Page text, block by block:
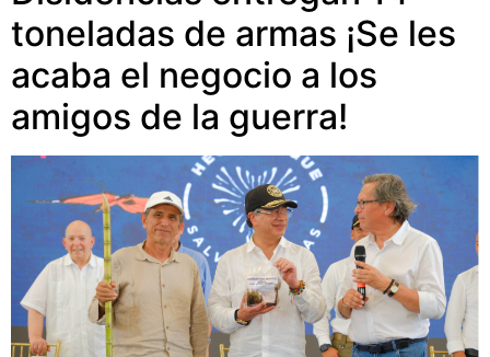
toneladas de armas ¡Se les
acaba el negocio a los
amigos de la guerra!